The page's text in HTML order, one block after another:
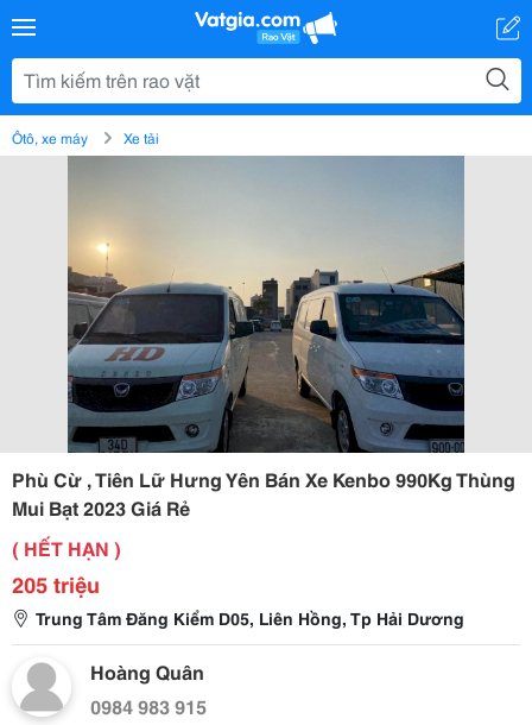
Ôtô, xe máy Xe tải
Phù Cừ , Tiên Lữ Hưng Yên Bán Xe Kenbo 990Kg Thùng
Mui Bạt 2023 Giá Rẻ
( HẾT HẠN )
205 triệu
Trung Tâm Đăng Kiểm D05, Liên Hồng, Tp Hải Dương
Hoàng Quân
0984 983 915